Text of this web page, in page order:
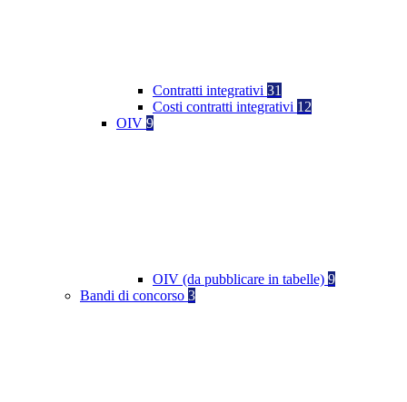
Contratti integrativi 31
Costi contratti integrativi 12
OIV 9
OIV (da pubblicare in tabelle) 9
Bandi di concorso 3